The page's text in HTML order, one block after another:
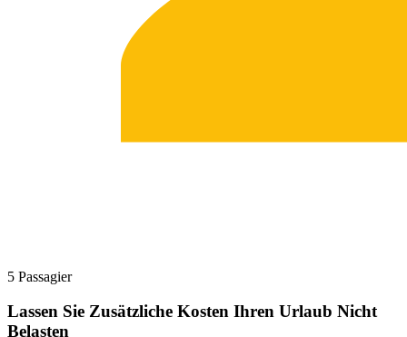
5 Passagier
Lassen Sie Zusätzliche Kosten Ihren Urlaub Nicht
Belasten